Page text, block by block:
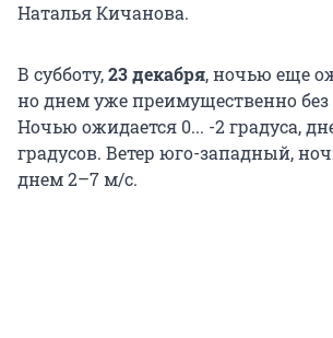
Наталья Кичанова.
В субботу,23 декабря, ночью еще
но днем уже преимущественно без
Ночью ожидается 0... -2 градуса,
градусов. Ветер юго-западный,
днем 2–7 м/с.